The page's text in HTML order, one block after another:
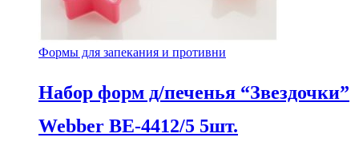
Формы для запекания и противни
Набор форм д/печенья “Звездочки”
Webber BE-4412/5 5шт.